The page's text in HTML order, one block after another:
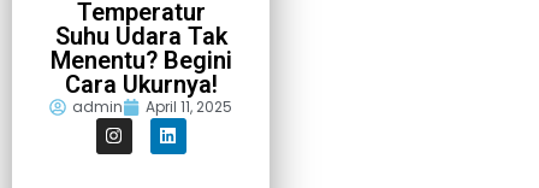
Temperatur
Suhu Udara Tak
Menentu? Begini
Cara Ukurnya!
admin April 11, 2025